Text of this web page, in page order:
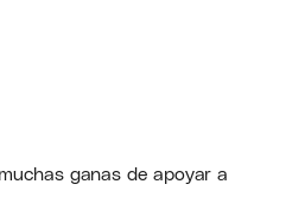
ganas de apoyar a